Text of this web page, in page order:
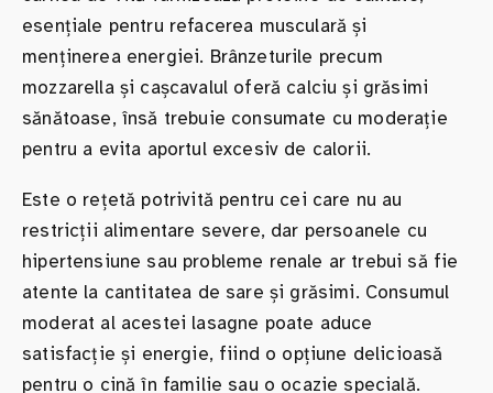
esențiale pentru refacerea musculară și
menținerea energiei. Brânzeturile precum
mozzarella și cașcavalul oferă calciu și grăsimi
sănătoase, însă trebuie consumate cu moderație
pentru a evita aportul excesiv de calorii.
Este o rețetă potrivită pentru cei care nu au
restricții alimentare severe, dar persoanele cu
hipertensiune sau probleme renale ar trebui să fie
atente la cantitatea de sare și grăsimi. Consumul
moderat al acestei lasagne poate aduce
satisfacție și energie, fiind o opțiune delicioasă
pentru o cină în familie sau o ocazie specială.